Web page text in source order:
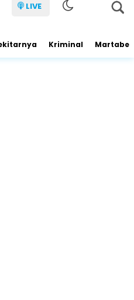
LIVE
Kriminal Martabe